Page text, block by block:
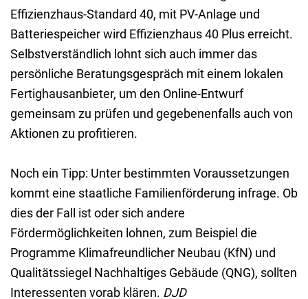
Effizienzhaus-Standard 40, mit PV-Anlage und
Batteriespeicher wird Effizienzhaus 40 Plus erreicht.
Selbstverständlich lohnt sich auch immer das
persönliche Beratungsgespräch mit einem lokalen
Fertighausanbieter, um den Online-Entwurf
gemeinsam zu prüfen und gegebenenfalls auch von
Aktionen zu profitieren.
Noch ein Tipp: Unter bestimmten Voraussetzungen
kommt eine staatliche Familienförderung infrage. Ob
dies der Fall ist oder sich andere
Fördermöglichkeiten lohnen, zum Beispiel die
Programme Klimafreundlicher Neubau (KfN) und
Qualitätssiegel Nachhaltiges Gebäude (QNG), sollten
Interessenten vorab klären. DJD